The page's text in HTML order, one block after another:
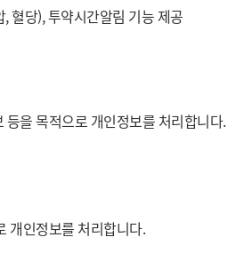
혈당), 투약시간알림 기능 제공
등을 목적으로 개인정보를 처리합니다.
개인정보를 처리합니다.